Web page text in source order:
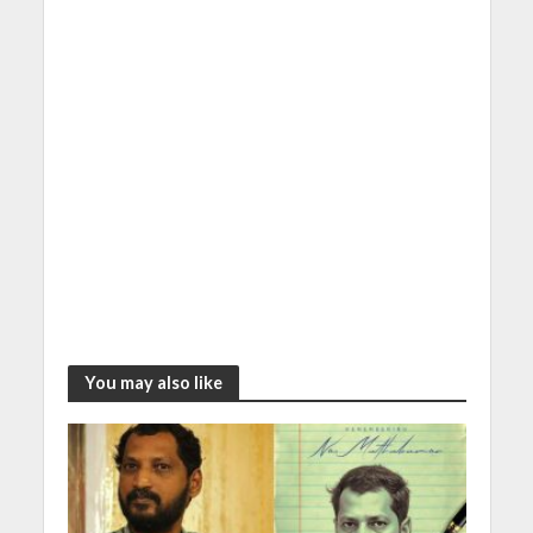
You may also like